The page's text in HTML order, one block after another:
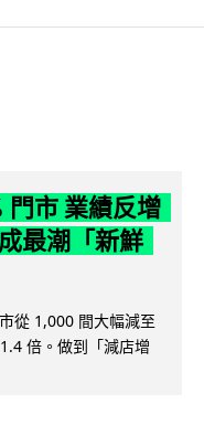
門市 業績反增
最潮「新鮮
從 1,000 間大幅減至
倍。做到「減店增